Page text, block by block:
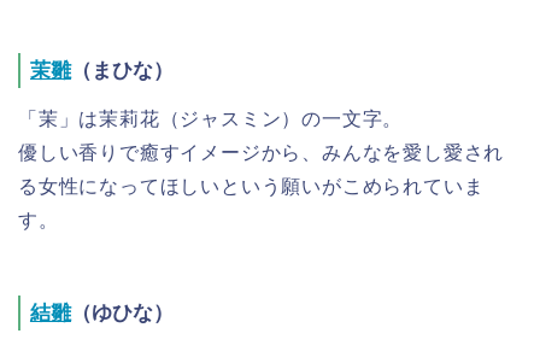
茉雛（まひな）
「茉」は茉莉花（ジャスミン）の一文字。
優しい香りで癒すイメージから、みんなを愛し愛され
る女性になってほしいという願いがこめられていま
す。
結雛（ゆひな）